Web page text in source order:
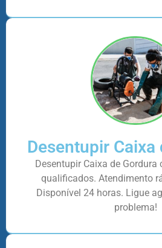
Desentupir Caixa
Desentupir Caixa de
qualificados. Atendimento
Disponível 24 horas. Ligue
problema!